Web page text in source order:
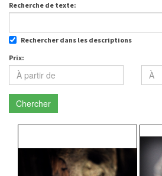
Recherche de texte:
Rechercher dans les descriptions
Prix:
Chercher